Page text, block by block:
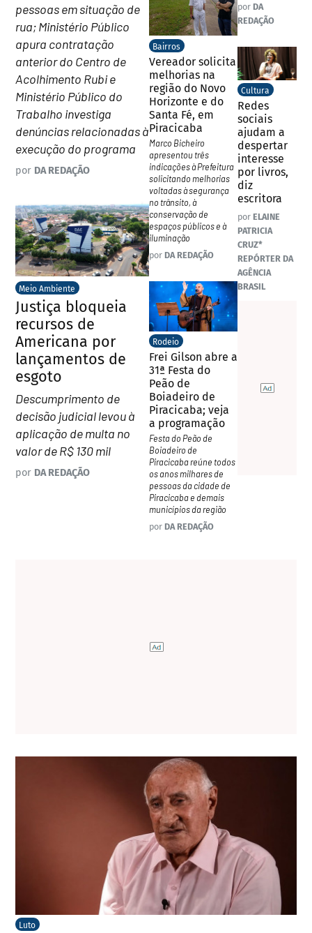
pessoas em situação de
rua; Ministério Público
apura contratação
anterior do Centro de
Acolhimento Rubi e
Ministério Público do
Trabalho investiga
denúncias relacionadas à
execução do programa
por DA REDAÇÃO
Meio Ambiente
Justiça bloqueia
recursos de
Americana por
lançamentos de
esgoto
Descumprimento de
decisão judicial levou à
aplicação de multa no
valor de R$ 130 mil
por DA REDAÇÃO
Bairros
Vereador solicita
melhorias na
região do Novo
Horizonte e do
Santa Fé, em
Piracicaba
Marco Bicheiro
apresentou três
indicações à Prefeitura
solicitando melhorias
voltadas à segurança
no trânsito, à
conservação de
espaços públicos e à
iluminação
por DA REDAÇÃO
Rodeio
Frei Gilson abre a
31ª Festa do
Peão de
Boiadeiro de
Piracicaba; veja
a programação
Festa do Peão de
Boiadeiro de
Piracicaba reúne todos
os anos milhares de
pessoas da cidade de
Piracicaba e demais
municípios da região
por DA REDAÇÃO
por DA
REDAÇÃO
Cultura
Redes
sociais
ajudam a
despertar
interesse
por livros,
diz
escritora
por ELAINE
PATRICIA
CRUZ*
REPÓRTER DA
AGÊNCIA
BRASIL
Luto